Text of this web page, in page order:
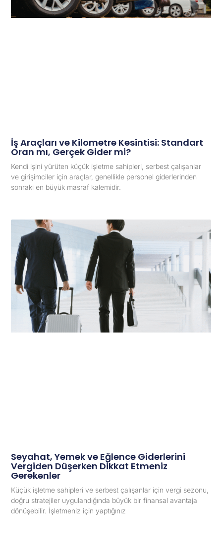
İş Araçları ve Kilometre Kesintisi: Standart
Oran mı, Gerçek Gider mi?
Kendi işini yürüten küçük işletme sahipleri, serbest çalışanlar
ve girişimciler için araçlar, genellikle personel giderlerinden
sonraki en büyük masraf kalemidir.
Seyahat, Yemek ve Eğlence Giderlerini
Vergiden Düşerken Dikkat Etmeniz
Gerekenler
Küçük işletme sahipleri ve serbest çalışanlar için vergi sezonu,
doğru stratejiler uygulandığında büyük bir finansal avantaja
dönüşebilir. İşletmeniz için yaptığınız